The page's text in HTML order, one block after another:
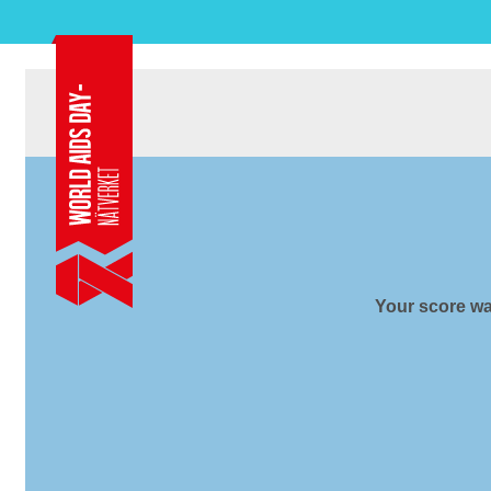
Your score